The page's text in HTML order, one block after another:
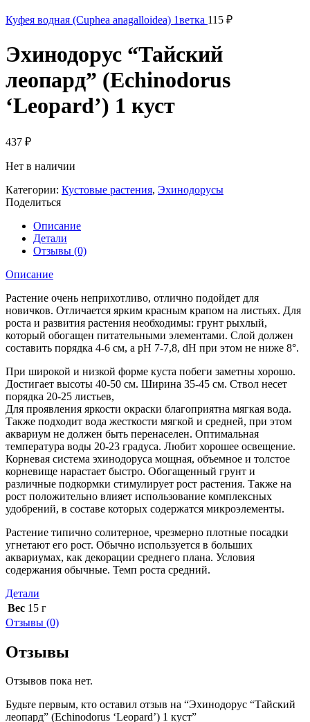
Куфея водная (Cuphea anagalloidea) 1ветка 115 ₽
Эхинодорус “Тайский
леопард” (Echinodorus
‘Leopard’) 1 куст
437 ₽
Нет в наличии
Категории: Кустовые растения, Эхинодорусы
Поделиться
Описание
Детали
Отзывы (0)
Описание
Растение очень неприхотливо, отлично подойдет для
новичков. Отличается ярким красным крапом на листьях. Для
роста и развития растения необходимы: грунт рыхлый,
который обогащен питательными элементами. Слой должен
составить порядка 4-6 см, а рН 7-7,8, dH при этом не ниже 8°.
При широкой и низкой форме куста побеги заметны хорошо.
Достигает высоты 40-50 см. Ширина 35-45 см. Ствол несет
порядка 20-25 листьев,
Для проявления яркости окраски благоприятна мягкая вода.
Также подходит вода жесткости мягкой и средней, при этом
аквариум не должен быть перенаселен. Оптимальная
температура воды 20-23 градуса. Любит хорошее освещение.
Корневая система эхинодоруса мощная, объемное и толстое
корневище нарастает быстро. Обогащенный грунт и
различные подкормки стимулирует рост растения. Также на
рост положительно влияет использование комплексных
удобрений, в составе которых содержатся микроэлементы.
Растение типично солитерное, чрезмерно плотные посадки
угнетают его рост. Обычно используется в больших
аквариумах, как декорации среднего плана. Условия
содержания обычные. Темп роста средний.
Детали
Вес 15 г
Отзывы (0)
Отзывы
Отзывов пока нет.
Будьте первым, кто оставил отзыв на “Эхинодорус “Тайский
леопард” (Echinodorus ‘Leopard’) 1 куст”